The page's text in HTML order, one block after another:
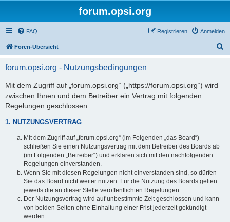
forum.opsi.org
FAQ Anmelden
Registrieren
Foren-Übersicht
forum.opsi.org - Nutzungsbedingungen
Mit dem Zugriff auf „forum.opsi.org“ („https://forum.opsi.org“) wird
zwischen Ihnen und dem Betreiber ein Vertrag mit folgenden
Regelungen geschlossen:
1. NUTZUNGSVERTRAG
Mit dem Zugriff auf „forum.opsi.org“ (im Folgenden „das Board“)
schließen Sie einen Nutzungsvertrag mit dem Betreiber des Boards ab
(im Folgenden „Betreiber“) und erklären sich mit den nachfolgenden
Regelungen einverstanden.
Wenn Sie mit diesen Regelungen nicht einverstanden sind, so dürfen
Sie das Board nicht weiter nutzen. Für die Nutzung des Boards gelten
jeweils die an dieser Stelle veröffentlichten Regelungen.
Der Nutzungsvertrag wird auf unbestimmte Zeit geschlossen und kann
von beiden Seiten ohne Einhaltung einer Frist jederzeit gekündigt
werden.